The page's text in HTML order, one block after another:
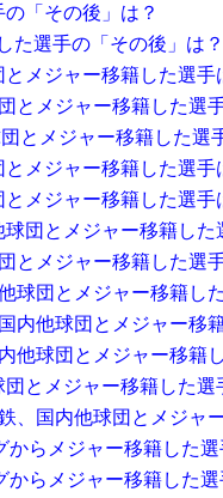
「その後」は？
た選手の「その後」は？
メジャー移籍した選手
とメジャー移籍した選
とメジャー移籍した選
メジャー移籍した選手
メジャー移籍した選手
団とメジャー移籍した
とメジャー移籍した選
球団とメジャー移籍し
内他球団とメジャー移
他球団とメジャー移籍
とメジャー移籍した選
、国内他球団とメジャ
らメジャー移籍した選
らメジャー移籍した選